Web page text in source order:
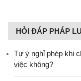
HỎI ĐÁP PHÁP
Tự ý nghỉ phép khi
việc không?